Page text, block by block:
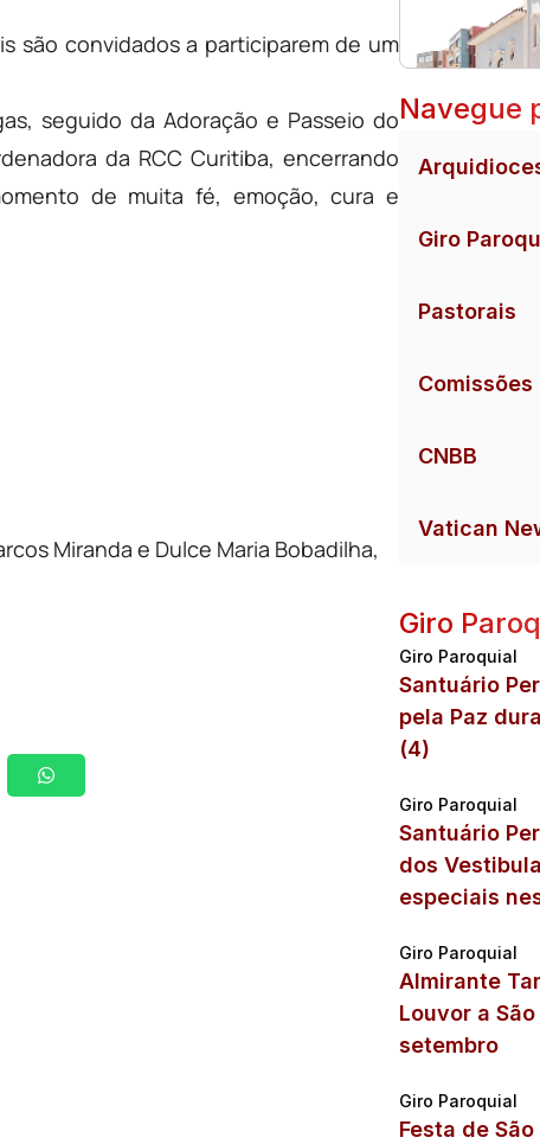
são convidados a participarem de um
seguido da Adoração e Passeio do
da RCC Curitiba, encerrando
de muita fé, emoção, cura e
Miranda e Dulce Maria Bobadilha,
Navegue
Giro
Pastorais
Comissões
CNBB
Vatican
Giro
Giro Paroquial
Santuário
pela Paz
(4)
Giro Paroquial
Santuário
dos
especiais
Giro Paroquial
Almirante
Louvor a
setembro
Giro Paroquial
Festa de